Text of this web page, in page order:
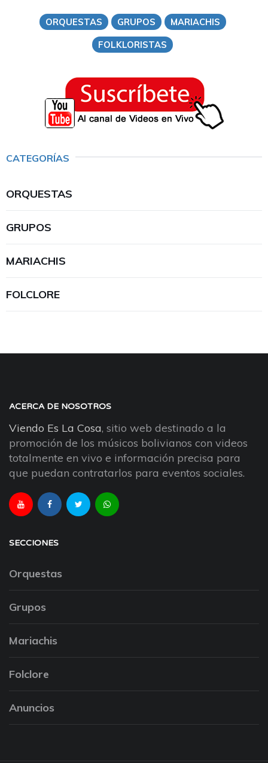
ORQUESTAS GRUPOS
MARIACHIS
FOLKLORISTAS
CATEGORÍAS
ORQUESTAS
GRUPOS
MARIACHIS
FOLCLORE
ACERCA DE NOSOTROS
Viendo Es La Cosa, sitio web destinado a la
promoción de los músicos bolivianos con videos
totalmente en vivo e información precisa para
que puedan contratarlos para eventos sociales.
SECCIONES
Orquestas
Grupos
Mariachis
Folclore
Anuncios